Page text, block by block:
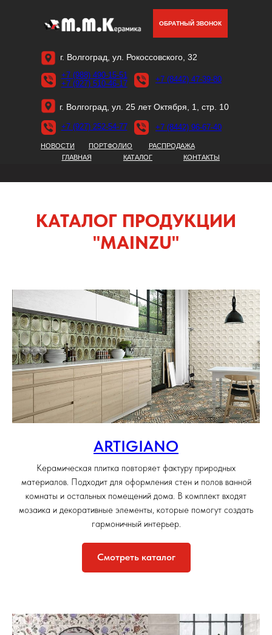
+7 (988) 490-15-51
+7 (927) 510-46-17
ОБРАТНЫЙ ЗВОНОК
ГЛАВНАЯ
ПОРТФОЛИО
НОВОСТИ
КАТАЛОГ
РАСПРОДАЖА
КОНТАКТЫ
+7 (8442) 47-39-80
г. Волгоград, ул. Рокоссовского, 32
+7 (927) 252-54-77 +7 (8442) 96-67-40
г. Волгоград, ул. 25 лет Октября, 1, стр. 10
КАТАЛОГ ПРОДУКЦИИ
"MAINZU"
ARTIGIANO
Керамическая плитка повторяет фактуру природных
материалов. Подходит для оформления стен и полов ванной
комнаты и остальных помещений дома. В комплект входят
мозаика и декоративные элементы, которые помогут создать
гармоничный интерьер.
Смотреть каталог